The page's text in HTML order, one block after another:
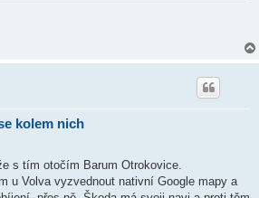
kolem nich
s tím otočím Barum Otrokovice.
u Volva vyzvednout nativní Google mapy a